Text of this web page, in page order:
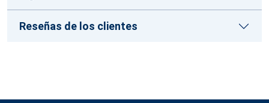
Reseñas de los clientes